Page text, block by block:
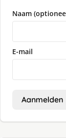
Naam
E-mail
Aanmelden